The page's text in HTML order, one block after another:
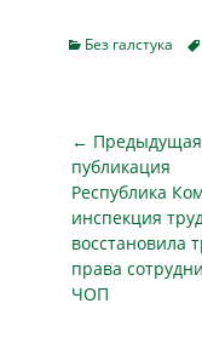
пользой
время.
надеемся, что
не
посмотрите
ответы,
попытаетесь
решение
ещё
Categories
Без галстука
Навигация
по
записям
← Предыдущая
публикация
Предыдущая
публикация
Республика
инспекция
восстановила
права
ЧОП